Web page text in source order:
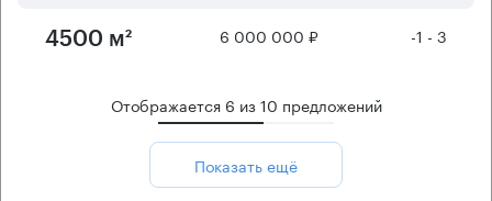
4500 м² 6 000 000 ₽ -1 - 3
Отображается 6 из10 предложений
Показать ещё